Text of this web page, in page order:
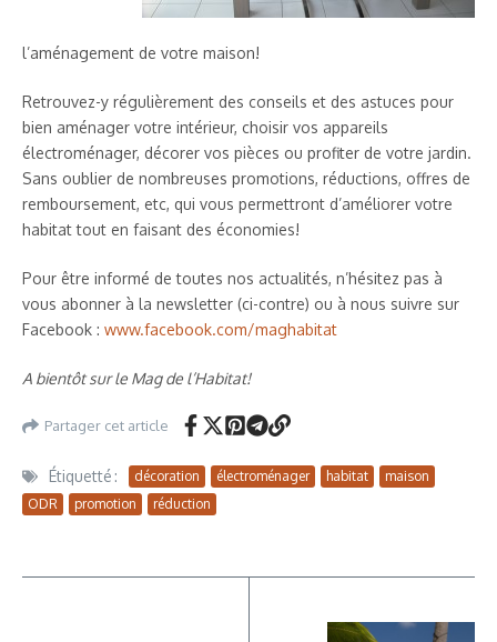
l’aménagement de votre maison!
Retrouvez-y régulièrement des conseils et des astuces pour
bien aménager votre intérieur, choisir vos appareils
électroménager, décorer vos pièces ou profiter de votre jardin.
Sans oublier de nombreuses promotions, réductions, offres de
remboursement, etc, qui vous permettront d’améliorer votre
habitat tout en faisant des économies!
Pour être informé de toutes nos actualités, n’hésitez pas à
vous abonner à la newsletter (ci-contre) ou à nous suivre sur
Facebook : www.facebook.com/maghabitat
A bientôt sur le Mag de l’Habitat!
Partager cet article
Étiquetté : décoration électroménager habitat
maison
ODR
promotion réduction